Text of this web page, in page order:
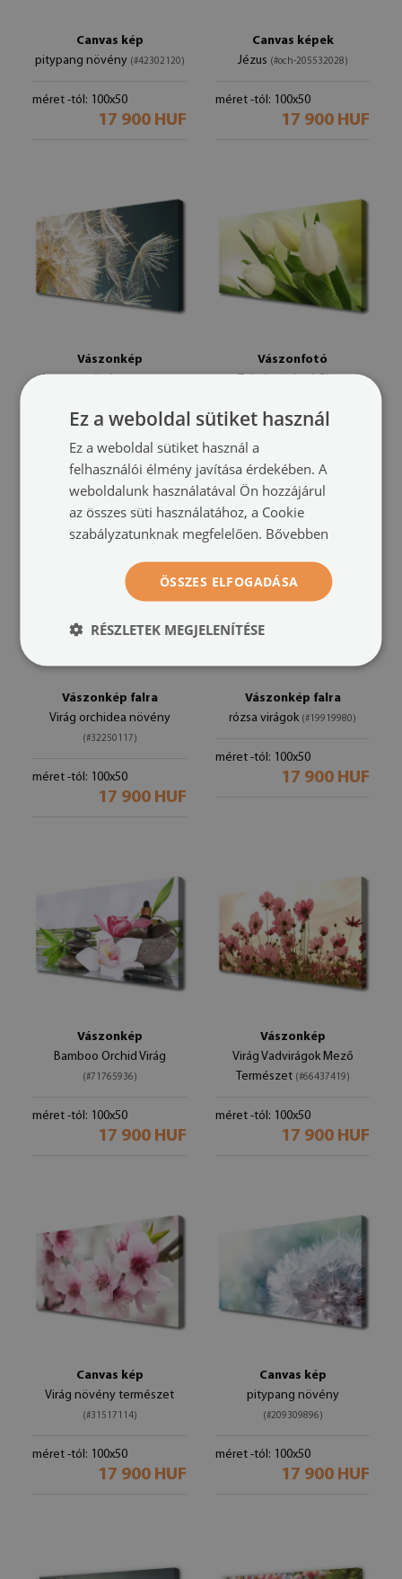
Canvas kép
pitypang növény (#42302120)
méret -tól: 100x50
17 900 HUF
Canvas képek
Jézus (#och-205532028)
méret -tól: 100x50
17 900 HUF
Vászonkép
pitypang növény
méret -tól: 100x50
17 900 HUF
Vászonfotó
méret -tól: 100x50
17 900 HUF
Vászonkép falra
Virág orchidea növény
(#32250117)
méret -tól: 100x50
17 900 HUF
Vászonkép falra
rózsa virágok (#19919980)
méret -tól: 100x50
17 900 HUF
Vászonkép
Bamboo Orchid Virág
(#71765936)
méret -tól: 100x50
17 900 HUF
Vászonkép
Virág Vadvirágok Mező
Természet (#66437419)
méret -tól: 100x50
17 900 HUF
Canvas kép
Virág növény természet
(#31517114)
méret -tól: 100x50
17 900 HUF
Canvas kép
pitypang növény
(#209309896)
méret -tól: 100x50
17 900 HUF
Ez a weboldal sütiket használ
Ez a weboldal sütiket használ a
felhasználói élmény javítása érdekében. A
weboldalunk használatával Ön hozzájárul
az összes süti használatához, a Cookie
szabályzatunknak megfelelően. Bővebben
ÖSSZES ELFOGADÁSA
RÉSZLETEK MEGJELENÍTÉSE